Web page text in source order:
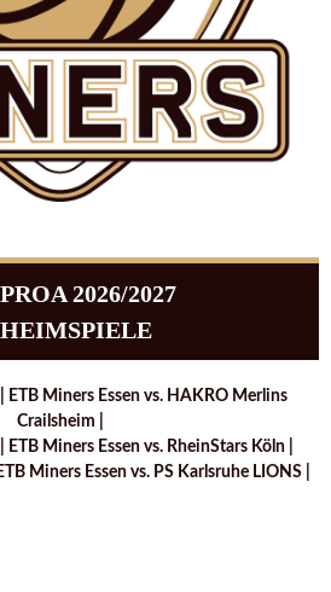
2026/2027
ETB Miners Essen vs. HAKRO Merlins
Crailsheim |
Miners Essen vs. RheinStars Köln |
Miners Essen vs. PS Karlsruhe LIONS |